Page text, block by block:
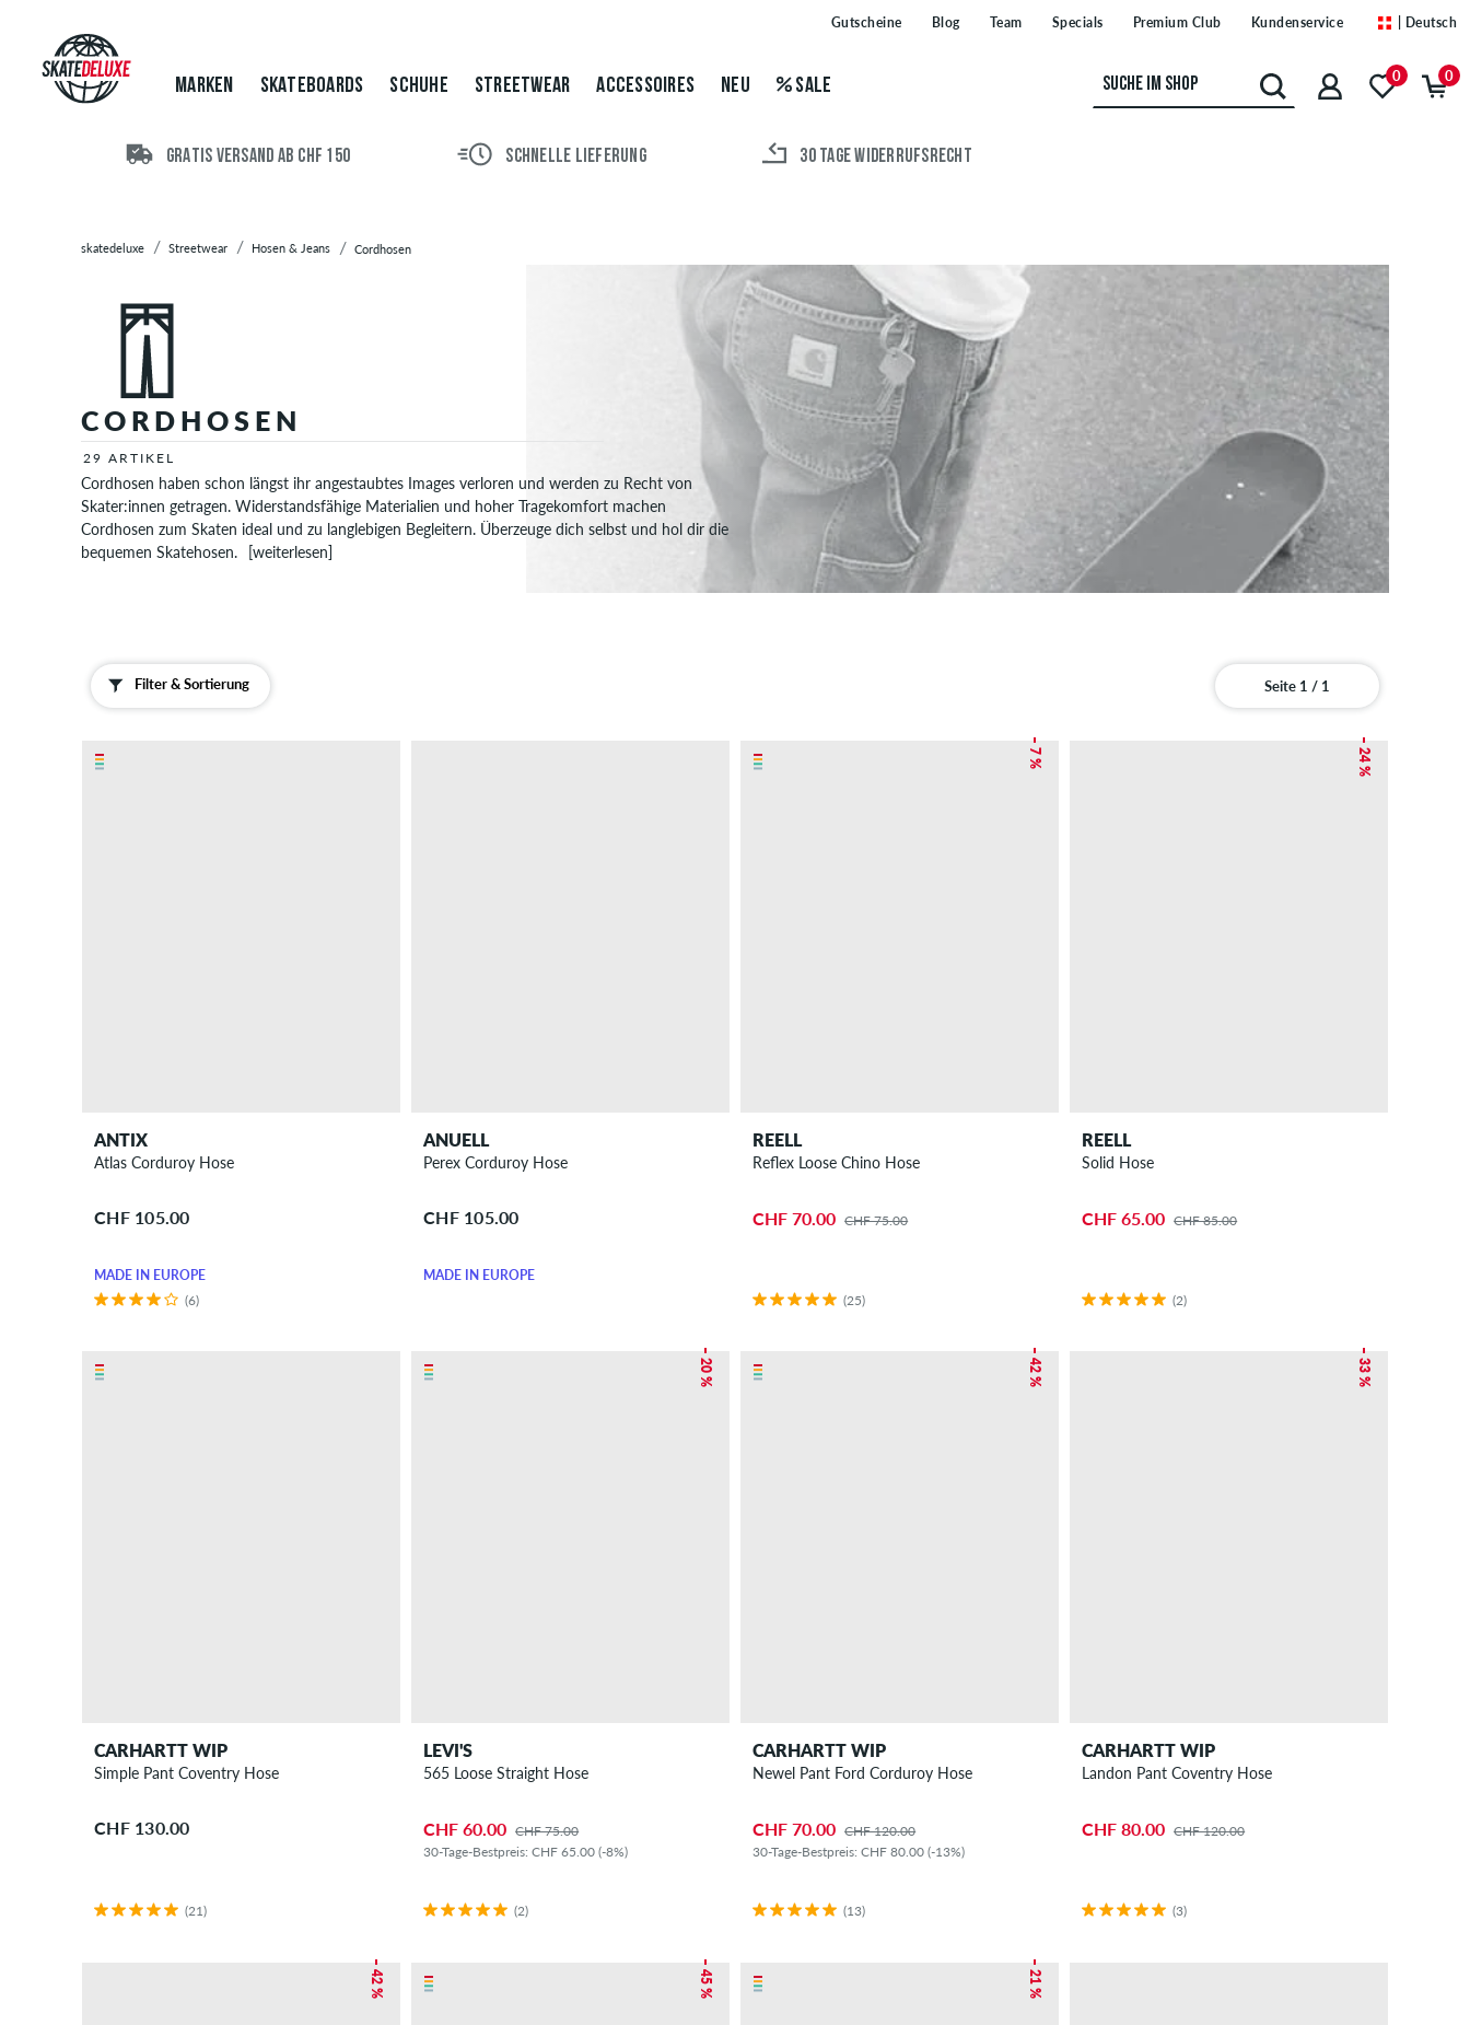
Skateboards
Schuhe
Streetwear
Hemden
Hosen
Chinos
Work
Pants
Straight-
Hosen
Jogginghosen
Gutscheine Blog Team Specials Premium Club Kundenservice | Deutsch
MARKEN SKATEBOARDS SCHUHE STREETWEAR ACCESSOIRES NEU SALE 0 0
GRATIS VERSAND AB CHF 150 SCHNELLE LIEFERUNG 30 TAGE WIDERRUFSRECHT
skatedeluxe Streetwear Hosen & Jeans Cordhosen
CORDHOSEN
29 ARTIKEL
Cordhosen haben schon längst ihr angestaubtes Images verloren und werden zu Recht von
Skater:innen getragen. Widerstandsfähige Materialien und hoher Tragekomfort machen
Cordhosen zum Skaten ideal und zu langlebigen Begleitern. Überzeuge dich selbst und hol dir die
bequemen Skatehosen.
[weiterlesen]
Filter & Sortierung Seite 1 / 1
ANTIX
Atlas Corduroy Hose
CHF 105.00
MADE IN EUROPE
(6)
ANUELL
Perex Corduroy Hose
CHF 105.00
MADE IN EUROPE
– 7 %
REELL
Reflex Loose Chino Hose
CHF 70.00 CHF 75.00
(25)
– 24 %
REELL
Solid Hose
CHF 65.00 CHF 85.00
(2)
CARHARTT WIP
Simple Pant Coventry Hose
CHF 130.00
(21)
– 20 %
LEVI'S
565 Loose Straight Hose
CHF 60.00 CHF 75.00
30-Tage-Bestpreis: CHF 65.00 (-8%)
(2)
– 42 %
CARHARTT WIP
Newel Pant Ford Corduroy Hose
CHF 70.00 CHF 120.00
30-Tage-Bestpreis: CHF 80.00 (-13%)
(13)
– 33 %
CARHARTT WIP
Landon Pant Coventry Hose
CHF 80.00 CHF 120.00
(3)
– 42 % – 45 % – 21 %